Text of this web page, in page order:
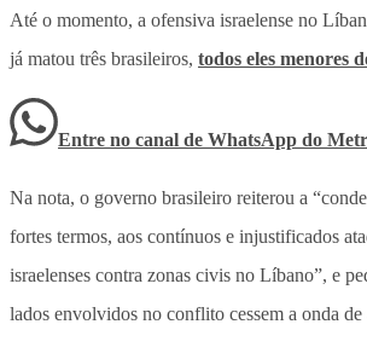
Até o momento, a ofensiva israelense no
já matou três brasileiros, todos eles menores
Entre no canal de WhatsApp do
Na nota, o governo brasileiro reiterou a
fortes termos, aos contínuos e injustificados
israelenses contra zonas civis no Líbano”, e
lados envolvidos no conflito cessem a onda de